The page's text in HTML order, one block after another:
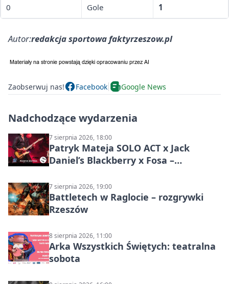
0 Gole 1
Autor:redakcja sportowa faktyrzeszow.pl
Zaobserwuj nas! Facebook Google News
Nadchodzące wydarzenia
7 sierpnia 2026, 18:00
Patryk Mateja SOLO ACT x Jack
Daniel’s Blackberry x Fosa –
7 sierpnia 2026, 19:00
Battletech w Raglocie – rozgrywki
Rzeszów
8 sierpnia 2026, 11:00
Arka Wszystkich Świętych: teatralna
sobota